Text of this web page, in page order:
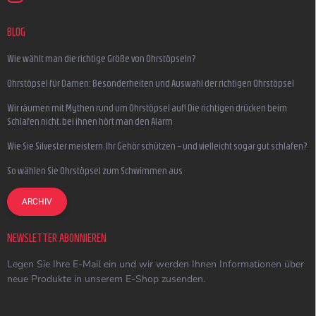
BLOG
Wie wählt man die richtige Größe von Ohrstöpseln?
Ohrstöpsel für Damen: Besonderheiten und Auswahl der richtigen Ohrstöpsel
Wir räumen mit Mythen rund um Ohrstöpsel auf! Die richtigen drücken beim
Schlafen nicht, bei ihnen hört man den Alarm
Wie Sie Silvester meistern, Ihr Gehör schützen – und vielleicht sogar gut schlafen?
So wählen Sie Ohrstöpsel zum Schwimmen aus
ARCHIV
NEWSLETTER ABONNIEREN
Legen Sie Ihre E-Mail ein und wir werden Ihnen Informationen über
neue Produkte in unserem E-Shop zusenden.